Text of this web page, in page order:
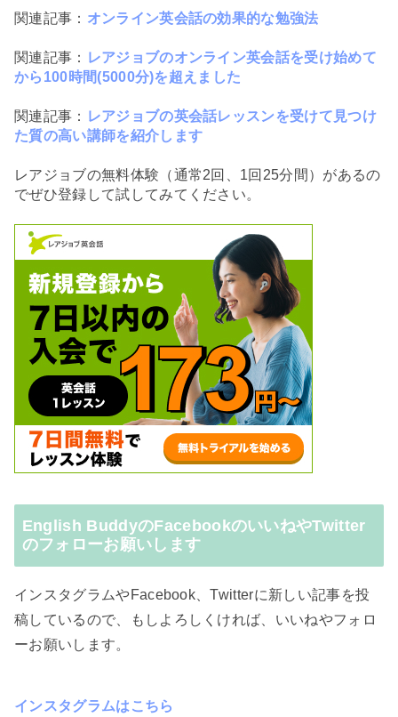
関連記事： オンライン英会話の効果的な勉強法
関連記事： レアジョブのオンライン英会話を受け始めて
から100時間(5000分)を超えました
関連記事： レアジョブの英会話レッスンを受けて見つけ
た質の高い講師を紹介します
レアジョブの無料体験（通常2回、1回25分間）があるの
でぜひ登録して試してみてください。
English BuddyのFacebookのいいねやTwitter
のフォローお願いします
インスタグラムやFacebook、Twitterに新しい記事を投
稿しているので、もしよろしくければ、いいねやフォロ
ーお願いします。
インスタグラムはこちら